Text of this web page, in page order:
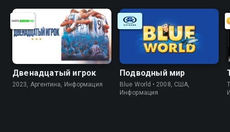
Двенадцатый игрок
2023, Аргентина, Информация
Подводный мир
Blue World • 2008, США,
Информация